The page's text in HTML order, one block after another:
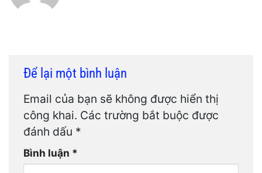
Để lại một bình luận
Email của bạn sẽ không được hiển thị
công khai. Các trường bắt buộc được
đánh dấu *
Bình luận *